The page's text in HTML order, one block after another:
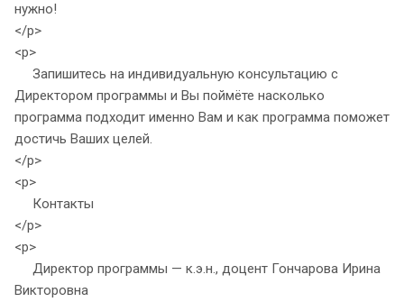
нужно!
</p>
<p>
Запишитесь на индивидуальную консультацию с
Директором программы и Вы поймёте насколько
программа подходит именно Вам и как программа поможет
достичь Ваших целей.
</p>
<p>
Контакты
</p>
<p>
Директор программы — к.э.н., доцент Гончарова Ирина
Викторовна